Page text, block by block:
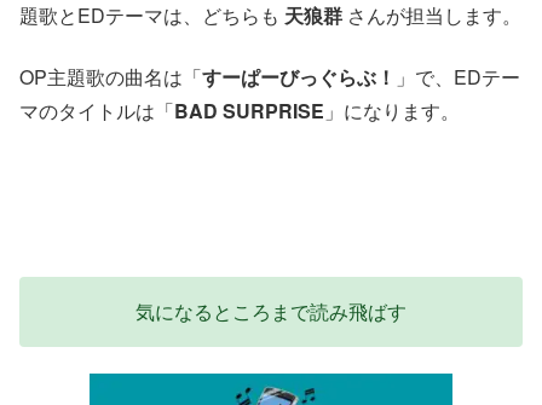
題歌とEDテーマは、どちらも 天狼群 さんが担当します。
OP主題歌の曲名は「すーぱーびっぐらぶ！ 」で、EDテー
マのタイトルは「BAD SURPRISE 」になります。
気になるところまで読み飛ばす